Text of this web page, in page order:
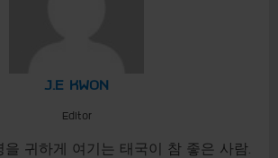
J.E KWON
Editor
을 귀하게 여기는 태국이 참 좋은 사람.